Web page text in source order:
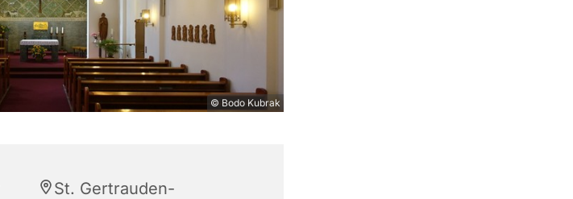
© Bodo Kubrak
St. Gertrauden-